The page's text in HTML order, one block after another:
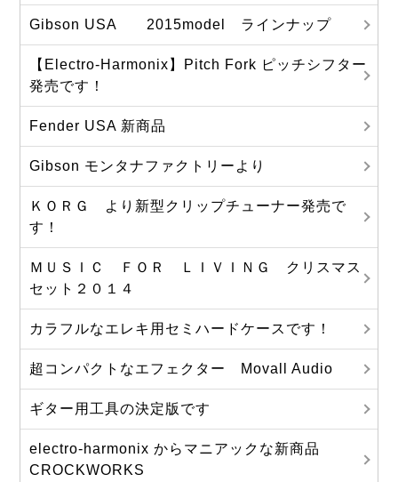
Gibson USA 2015model ラインナップ
【Electro-Harmonix】Pitch Fork ピッチシフター
発売です！
Fender USA 新商品
Gibson モンタナファクトリーより
ＫＯＲＧ より新型クリップチューナー発売で
す！
ＭＵＳＩＣ ＦＯＲ ＬＩＶＩＮＧ クリスマス
セット２０１４
カラフルなエレキ用セミハードケースです！
超コンパクトなエフェクター Movall Audio
ギター用工具の決定版です
electro-harmonix からマニアックな新商品
CROCKWORKS